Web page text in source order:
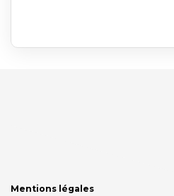
Mentions légales